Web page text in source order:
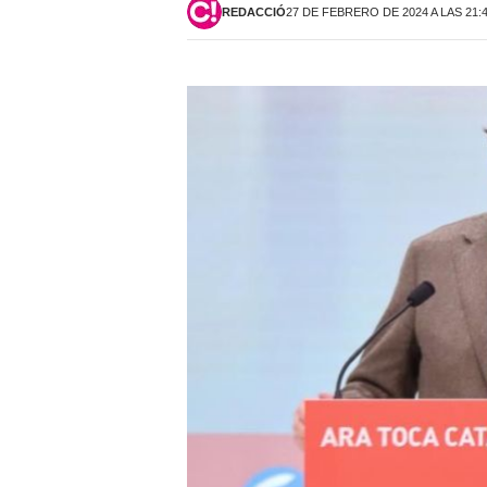
REDACCIÓ27 DE FEBRERO DE 2024 A LAS